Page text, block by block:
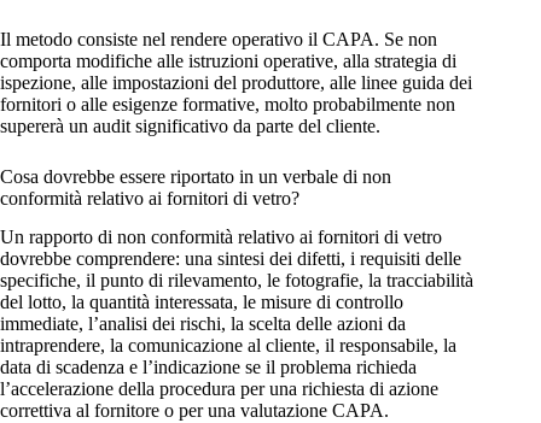
Il metodo consiste nel rendere operativo il CAPA. Se non
comporta modifiche alle istruzioni operative, alla strategia di
ispezione, alle impostazioni del produttore, alle linee guida dei
fornitori o alle esigenze formative, molto probabilmente non
supererà un audit significativo da parte del cliente.
Cosa dovrebbe essere riportato in un verbale di non
conformità relativo ai fornitori di vetro?
Un rapporto di non conformità relativo ai fornitori di vetro
dovrebbe comprendere: una sintesi dei difetti, i requisiti delle
specifiche, il punto di rilevamento, le fotografie, la tracciabilità
del lotto, la quantità interessata, le misure di controllo
immediate, l’analisi dei rischi, la scelta delle azioni da
intraprendere, la comunicazione al cliente, il responsabile, la
data di scadenza e l’indicazione se il problema richieda
l’accelerazione della procedura per una richiesta di azione
correttiva al fornitore o per una valutazione CAPA.